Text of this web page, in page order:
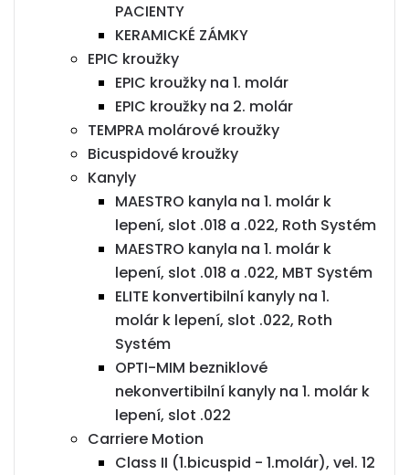
PACIENTY
KERAMICKÉ ZÁMKY
EPIC kroužky
EPIC kroužky na 1. molár
EPIC kroužky na 2. molár
TEMPRA molárové kroužky
Bicuspidové kroužky
Kanyly
MAESTRO kanyla na 1. molár k
lepení, slot .018 a .022, Roth Systém
MAESTRO kanyla na 1. molár k
lepení, slot .018 a .022, MBT Systém
ELITE konvertibilní kanyly na 1.
molár k lepení, slot .022, Roth
Systém
OPTI-MIM bezniklové
nekonvertibilní kanyly na 1. molár k
lepení, slot .022
Carriere Motion
Class II (1.bicuspid - 1.molár), vel. 12